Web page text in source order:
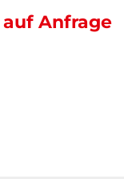
auf Anfrage